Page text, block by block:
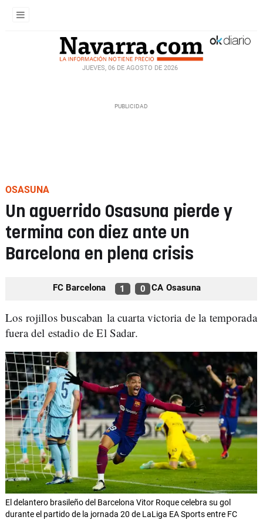
JUEVES, 06 DE AGOSTO DE 2026
OSASUNA
Un aguerrido Osasuna pierde y
termina con diez ante un
Barcelona en plena crisis
FC Barcelona 1 0 CA Osasuna
Los rojillos buscaban la cuarta victoria de la temporada
fuera del estadio de El Sadar.
El delantero brasileño del Barcelona Vitor Roque celebra su gol
durante el partido de la jornada 20 de LaLiga EA Sports entre FC